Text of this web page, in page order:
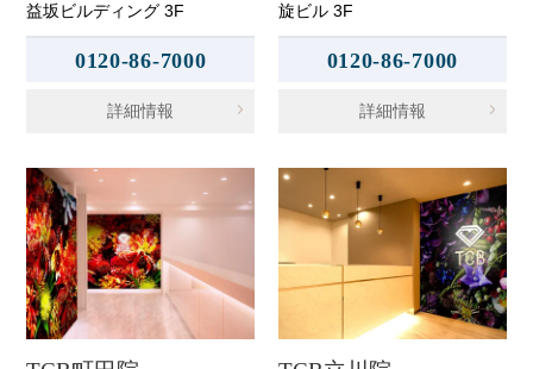
益坂ビルディング 3F
0120-86-7000
詳細情報
旋ビル 3F
0120-86-7000
詳細情報